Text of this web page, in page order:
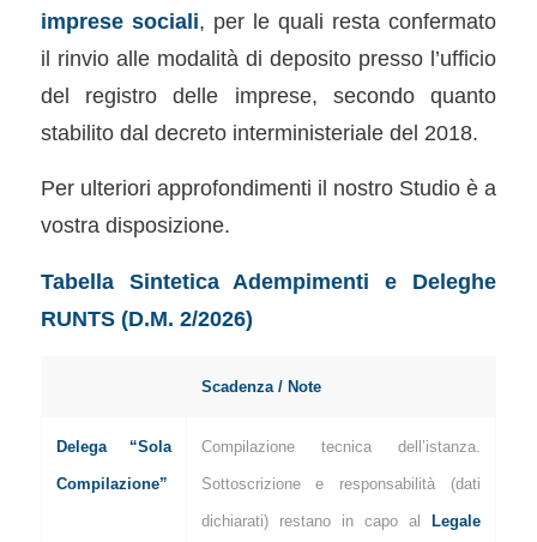
imprese sociali, per le quali resta confermato
il rinvio alle modalità di deposito presso l’ufficio
del registro delle imprese, secondo quanto
stabilito dal decreto interministeriale del 2018.
Per ulteriori approfondimenti il nostro Studio è a
vostra disposizione.
Tabella Sintetica Adempimenti e Deleghe
RUNTS (D.M. 2/2026)
Scadenza / Note
Delega “Sola
Compilazione”
Compilazione tecnica dell’istanza.
Sottoscrizione e responsabilità (dati
dichiarati) restano in capo al Legale